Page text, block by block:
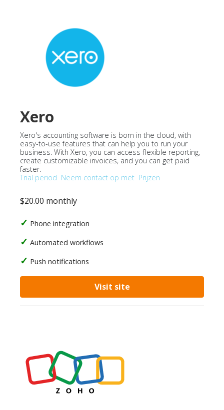
Xero
Xero's accounting software is born in the cloud, with
easy-to-use features that can help you to run your
business. With Xero, you can access flexible reporting,
create customizable invoices, and you can get paid
faster.
Trial period Neem contact op met Prijzen
$20.00 monthly
Phone integration
Automated workflows
Push notifications
Visit site